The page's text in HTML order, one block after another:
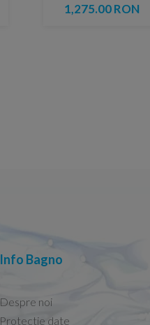
1,275.00 RON
Info Bagno
Despre noi
Protectie date